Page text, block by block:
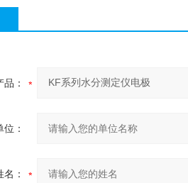
品：
：
：